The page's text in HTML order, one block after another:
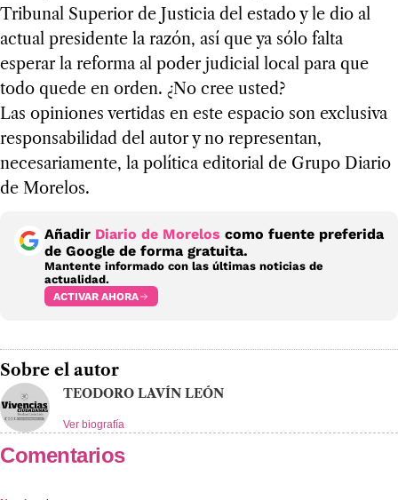
Tribunal Superior de Justicia del estado y le dio al
actual presidente la razón, así que ya sólo falta
esperar la reforma al poder judicial local para que
todo quede en orden. ¿No cree usted?
Las opiniones vertidas en este espacio son exclusiva
responsabilidad del autor y no representan,
necesariamente, la política editorial de Grupo Diario
de Morelos.
Añadir Diario de Morelos como fuente preferida
de Google de forma gratuita.
Mantente informado con las últimas noticias de
actualidad.
ACTIVAR AHORA
Sobre el autor
TEODORO LAVÍN LEÓN
Ver biografía
Comentarios